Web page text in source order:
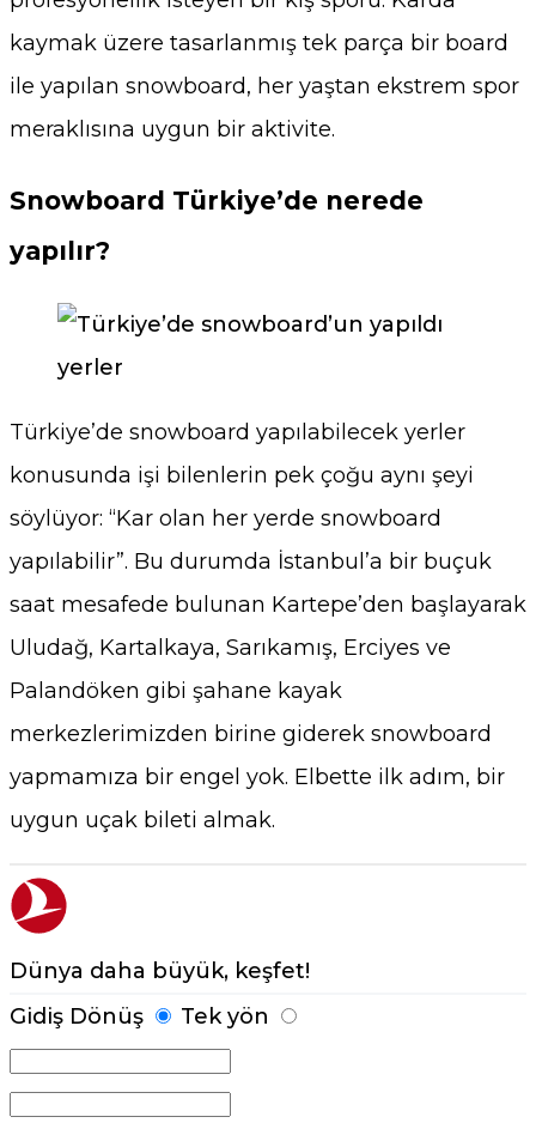
kaymak üzere tasarlanmış tek parça bir board
ile yapılan snowboard, her yaştan ekstrem spor
meraklısına uygun bir aktivite.
Snowboard Türkiye’de nerede
yapılır?
Türkiye’de snowboard yapılabilecek yerler
konusunda işi bilenlerin pek çoğu aynı şeyi
söylüyor: “Kar olan her yerde snowboard
yapılabilir”. Bu durumda İstanbul’a bir buçuk
saat mesafede bulunan Kartepe’den başlayarak
Uludağ, Kartalkaya, Sarıkamış, Erciyes ve
Palandöken gibi şahane kayak
merkezlerimizden birine giderek snowboard
yapmamıza bir engel yok. Elbette ilk adım, bir
uygun uçak bileti almak.
Dünya daha büyük, keşfet!
Gidiş Dönüş
Tek yön